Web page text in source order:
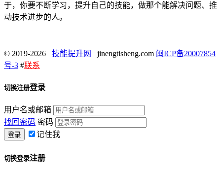
于，你要不断学习，提升自己的技能，做那个能解决问题、推
动技术进步的人。
© 2019-2026 技能提升网 jinengtisheng.com 闽ICP备20007854
号-3 #联系
切换注册登录
用户名或邮箱
找回密码 密码
记住我
切换登录注册